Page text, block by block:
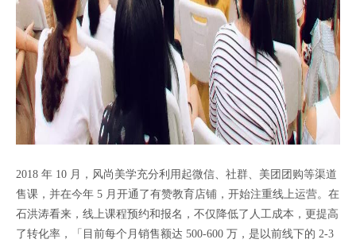
2018 年 10 月，风尚美学充分利用起微信、社群、美团团购等渠道
售课，并在今年 5 月开通了有赞教育店铺，开始注重线上运营。在
石洪涛看来，线上课程预约和报名，不仅降低了人工成本，更提高
了转化率，「目前每个月销售额达 500-600 万，是以前线下的 2-3